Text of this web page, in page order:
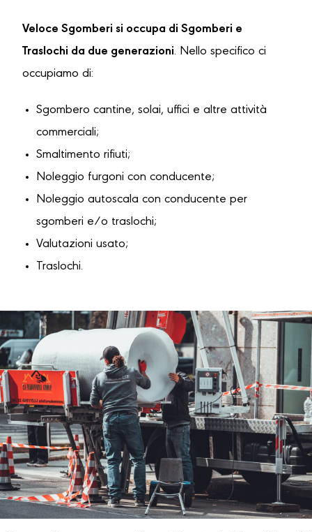
Veloce Sgomberi si occupa di Sgomberi e
Traslochi da due generazioni. Nello specifico ci
occupiamo di:
Sgombero cantine, solai, uffici e altre attività
commerciali;
Smaltimento rifiuti;
Noleggio furgoni con conducente;
Noleggio autoscala con conducente per
sgomberi e/o traslochi;
Valutazioni usato;
Traslochi.